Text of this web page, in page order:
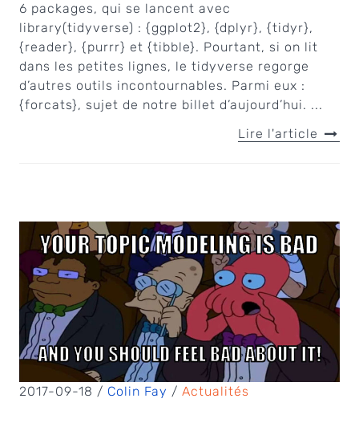
6 packages, qui se lancent avec
library(tidyverse) : {ggplot2}, {dplyr}, {tidyr},
{reader}, {purrr} et {tibble}. Pourtant, si on lit
dans les petites lignes, le tidyverse regorge
d’autres outils incontournables. Parmi eux :
{forcats}, sujet de notre billet d’aujourd’hui. ...
Lire l'article
2017-09-18 / Colin Fay / Actualités